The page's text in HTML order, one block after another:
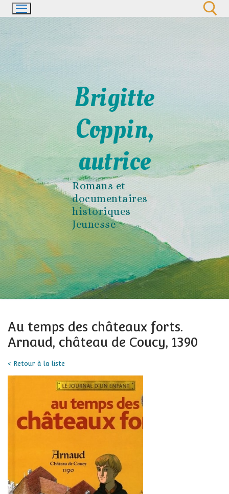
Aller
au
Brigitte
Coppin,
autrice
Romans et
documentaires
historiques
Jeunesse
Au temps des châteaux forts.
Arnaud, château de Coucy, 1390
< Retour à la liste